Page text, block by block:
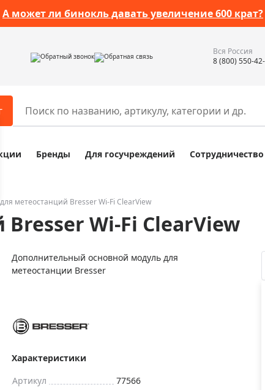
А может ли бинокль давать увеличение 600 крат?
Обратный звонок Обратная связь
Вся Россия
8 (800) 550-
микроскопов
зрительных труб
биноклей
луп
приборов ночного
по специальным
образцов
Разное
Компасы
Наборы исследователя Bresser
Глобусы
Бренды Для госучреждений Сотрудничество
метеостанций Bresser Wi-Fi ClearView
Wi-Fi ClearView
Дополнительный основной модуль для
метеостанции Bresser
Характеристики
Артикул
77566